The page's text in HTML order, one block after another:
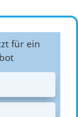
für ein